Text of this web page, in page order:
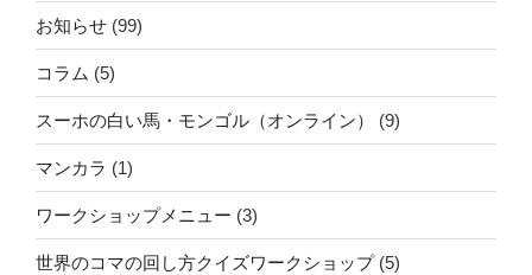
ー
マ
に
た
オ
ン
ラ
お知らせ (99)
コラム (5)
スーホの白い馬・モンゴル（オンライン） (9)
マンカラ (1)
ワークショップメニュー (3)
世界のコマの回し方クイズワークショップ(5)